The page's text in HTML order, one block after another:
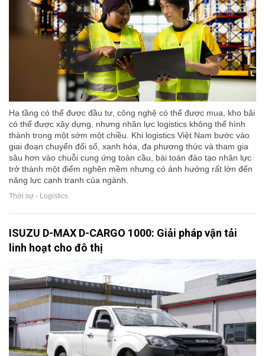
Hạ tầng có thể được đầu tư, công nghệ có thể được mua, kho bãi
có thể được xây dựng, nhưng nhân lực logistics không thể hình
thành trong một sớm một chiều. Khi logistics Việt Nam bước vào
giai đoạn chuyển đổi số, xanh hóa, đa phương thức và tham gia
sâu hơn vào chuỗi cung ứng toàn cầu, bài toán đào tạo nhân lực
trở thành một điểm nghẽn mềm nhưng có ảnh hưởng rất lớn đến
năng lực cạnh tranh của ngành.
Thời sự - Logistics
ISUZU D-MAX D-CARGO 1000: Giải pháp vận tải
linh hoạt cho đô thị